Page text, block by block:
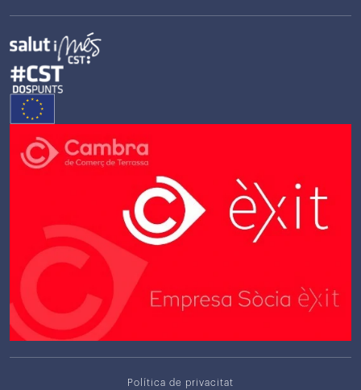
Política de privacitat